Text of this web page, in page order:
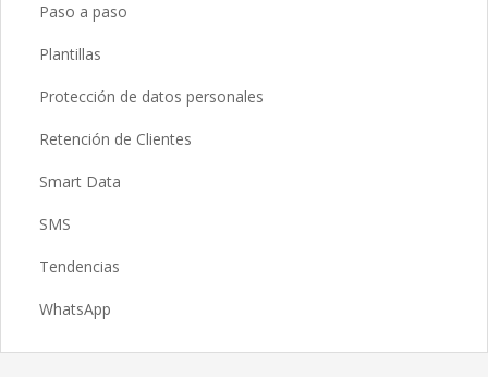
Paso a paso
Plantillas
Protección de datos personales
Retención de Clientes
Smart Data
SMS
Tendencias
WhatsApp